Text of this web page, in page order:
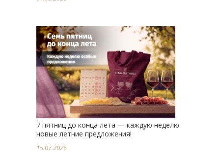
7 пятниц до конца лета — каждую неделю
новые летние предложения!
15.07.2026